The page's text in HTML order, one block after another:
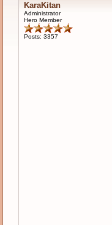
KaraKitan
Administrator
Hero Member
Posts: 3357